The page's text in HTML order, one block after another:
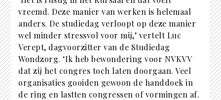
vreemd. Deze manier van werken is helemaal
anders. De studiedag verloopt op deze manier
wel minder stressvol voor mij,’ vertelt Luc
Verept, dagvoorzitter van de Studiedag
Wondzorg. ‘Ik heb bewondering voor NVKVV
dat zij het congres toch laten doorgaan. Veel
organisaties gooiden gewoon de handdoek in
de ring en lastten congressen of vormingen af.